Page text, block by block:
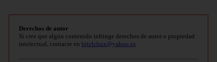
Derechos de autor
Si cree que algún contenido infringe derechos de autor o propiedad
intelectual, contacte en bitelchux@yahoo.es